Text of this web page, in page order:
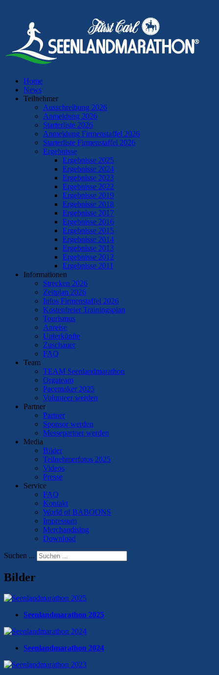
Home
News
Teilnehmer
Ausschreibung 2026
Anmeldung 2026
Starterliste 2026
Anmeldung Firmenstaffel 2026
Starterliste Firmenstaffel 2026
Ergebnisse
Ergebnisse 2025
Ergebnisse 2024
Ergebnisse 2023
Ergebnisse 2022
Ergebnisse 2019
Ergebnisse 2018
Ergebnisse 2017
Ergebnisse 2016
Ergebnisse 2015
Ergebnisse 2014
Ergebnisse 2013
Ergebnisse 2012
Ergebnisse 2011
Informationen
Strecken 2026
Zeitplan 2026
Infos Firmenstaffel 2026
Kostenfreier Trainingsplan
Tourismus
Anreise
Unterkünfte
Zuschauer
FAQ
Team
TEAM Seenlandmarathon
Orgateam
Pacemaker 2025
Volunteer werden
Partner
Partner
Sponsor werden
Messepartner werden
Media
Bilder
Teilnehmerfotos 2025
Videos
Presse
Service
FAQ
Kontakt
World of BABOONS
Impressum
Merchandising
Download
Suchen ...
Bilder
Seenlandmarathon 2025
Seenlandmarathon 2024